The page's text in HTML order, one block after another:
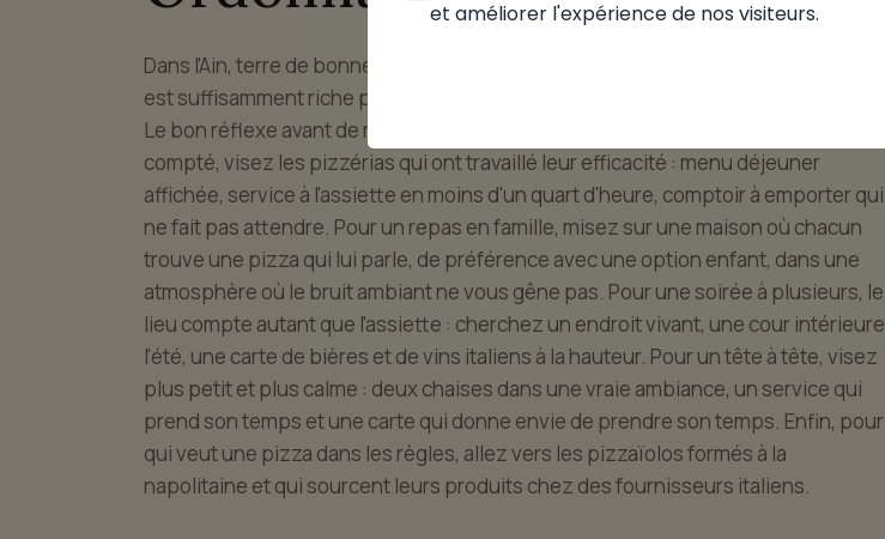
Dans l'Ain, terre de bonne table, la bonne pizzéria se mérite. À Ordonnaz, le choix
est suffisamment riche pour que chacun trouve l'adresse qui colle à son moment.
Le bon réflexe avant de réserver : quel est l'objectif de la soirée ? Si le temps est
compté, visez les pizzérias qui ont travaillé leur efficacité : menu déjeuner
affichée, service à l'assiette en moins d'un quart d'heure, comptoir à emporter qui
ne fait pas attendre. Pour un repas en famille, misez sur une maison où chacun
trouve une pizza qui lui parle, de préférence avec une option enfant, dans une
atmosphère où le bruit ambiant ne vous gêne pas. Pour une soirée à plusieurs, le
lieu compte autant que l'assiette : cherchez un endroit vivant, une cour intérieure
l'été, une carte de bières et de vins italiens à la hauteur. Pour un tête à tête, visez
plus petit et plus calme : deux chaises dans une vraie ambiance, un service qui
prend son temps et une carte qui donne envie de prendre son temps. Enfin, pour
qui veut une pizza dans les règles, allez vers les pizzaïolos formés à la
napolitaine et qui sourcent leurs produits chez des fournisseurs italiens.
et améliorer l'expérience de nos visiteurs.